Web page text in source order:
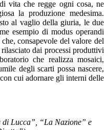
vita che regge ogni cosa, ne
la produzione medesima.
al vaglio della giuria, le due
esempio di modus operandi
consapevole del valore del
dai processi produttivi
che realizza mosaici,
degli scarti possa nascere,
cui adornare gli interni delle
Lucca”, “La Nazione” e